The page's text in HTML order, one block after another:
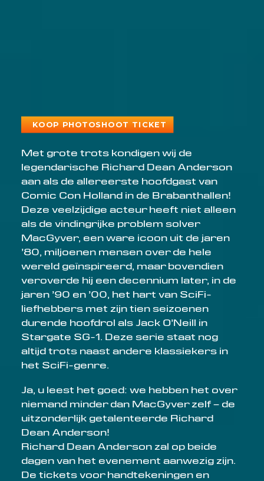
KOOP PHOTOSHOOT TICKET
Met grote trots kondigen wij de
legendarische Richard Dean Anderson
aan als de allereerste hoofdgast van
Comic Con Holland in de Brabanthallen!
Deze veelzijdige acteur heeft niet alleen
als de vindingrijke problem solver
MacGyver, een ware icoon uit de jaren
’80, miljoenen mensen over de hele
wereld geïnspireerd, maar bovendien
veroverde hij een decennium later, in de
jaren ’90 en ’00, het hart van SciFi-
liefhebbers met zijn tien seizoenen
durende hoofdrol als Jack O’Neill in
Stargate SG-1. Deze serie staat nog
altijd trots naast andere klassiekers in
het SciFi-genre.
Ja, u leest het goed: we hebben het over
niemand minder dan MacGyver zelf – de
uitzonderlijk getalenteerde Richard
Dean Anderson!
Richard Dean Anderson zal op beide
dagen van het evenement aanwezig zijn.
De tickets voor handtekeningen en